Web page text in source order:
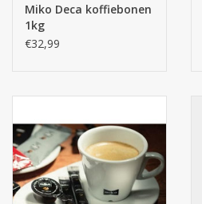
Miko Deca koffiebonen
1kg
€32,99